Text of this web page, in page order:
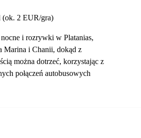
(ok. 2 EUR/gra)
i rozrywki w Platanias,
Marina i Chanii, dokąd z
można dotrzeć, korzystając z
połączeń autobusowych